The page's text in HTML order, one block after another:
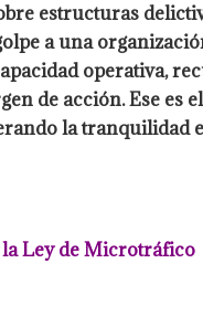
estructuras
a una
operativa,
de acción. Ese es
la tranquilidad
Ley de Microtráfico